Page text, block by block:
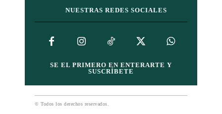
NUESTRAS REDES SOCIALES
SE EL PRIMERO EN ENTERARTE Y
SUSCRÍBETE
© Todos los derechos reservados.